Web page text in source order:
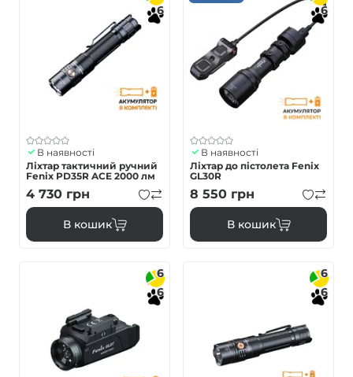
6
В наявності
Ліхтар тактичний ручний
Fenix PD35R ACE 2000 лм
4 730 грн
В кошик
6
В наявності
Ліхтар до пістолета Fenix
GL30R
8 550 грн
В кошик
6
6
6
6